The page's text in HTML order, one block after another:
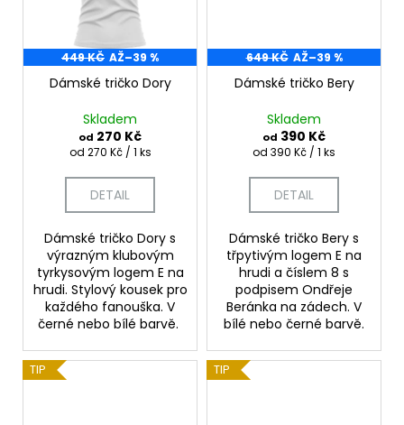
449 KČ AŽ–39 %
Dámské tričko Dory
Skladem
od 270 Kč
Měrná
od 270 Kč / 1 ks
DETAIL
Dámské tričko Dory s
výrazným klubovým
tyrkysovým logem E na
hrudi. Stylový kousek pro
každého fanouška. V
černé nebo bílé barvě.
649 KČ AŽ–39 %
Dámské tričko Bery
Skladem
od 390 Kč
Měrná
od 390 Kč / 1 ks
DETAIL
Dámské tričko Bery s
třpytivým logem E na
hrudi a číslem 8 s
podpisem Ondřeje
Beránka na zádech. V
bílé nebo černé barvě.
TIP TIP